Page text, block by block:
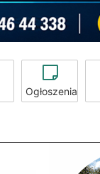
Ogłoszenia